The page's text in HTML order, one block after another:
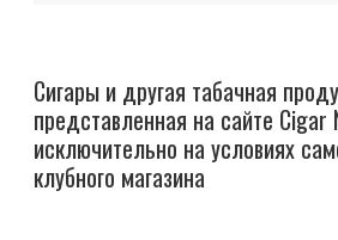
Сигары и другая табачная
представленная на сайте Cigar
исключительно на условиях
клубного магазина